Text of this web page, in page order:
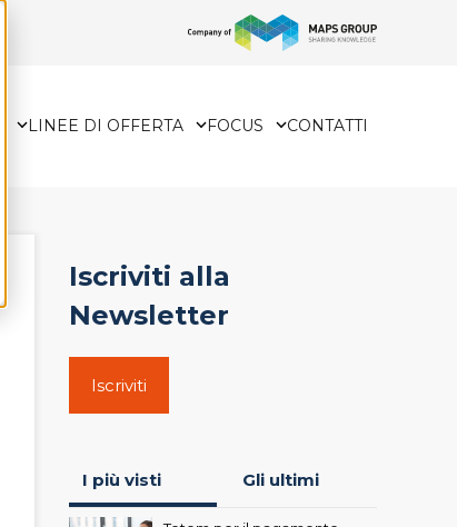
LINEE DI OFFERTA FOCUS CONTATTI
Iscriviti alla
Newsletter
Iscriviti
I più visti Gli ultimi